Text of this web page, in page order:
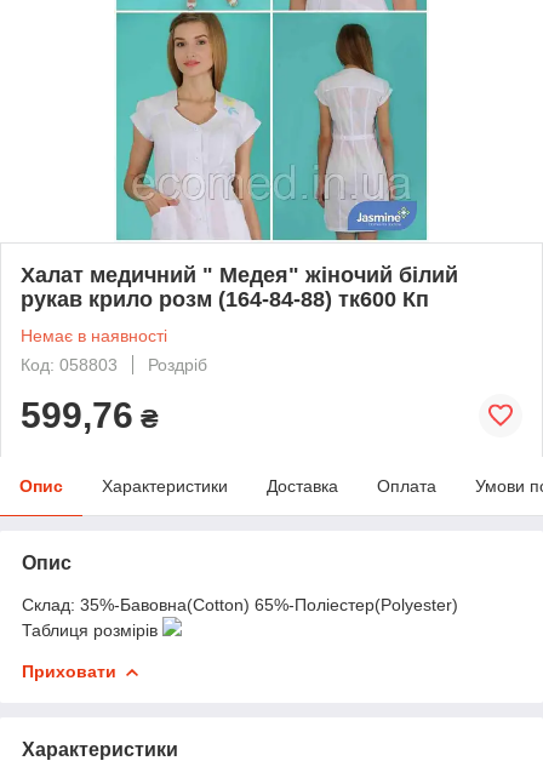
Халат медичний " Медея" жіночий білий
рукав крило розм (164-84-88) тк600 Кп
Немає в наявності
Код: 058803
Роздріб
599,76 ₴
Опис Характеристики Доставка Оплата Умови
Опис
Склад: 35%-Бавовна(Cotton) 65%-Поліестер(Polyester)
Таблиця розмірів
Приховати
Характеристики